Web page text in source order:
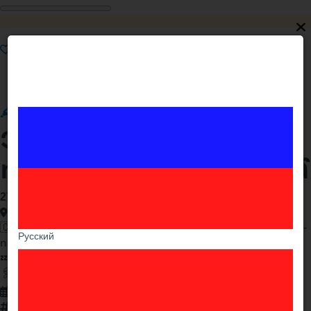
Русский
Ընդգծել Ամրացնել Շտապ Premium VIP
Չինարեն լեզվի
դասընթաց Երևանում
27 000֏
🇨🇳Սովորիր Չինարեն 𝗔𝗥𝗧 𝗛𝗢𝗨𝗦𝗘 𝗹𝗮𝗻𝗴𝘂𝗮𝗴𝗲 𝗰𝗲𝗻𝘁𝗲𝗿-
ում անհատական և խմբային տարբերակով։
💤Տրամադրում ենք անհրաժեշտ բոլոր նյութերը 📑
🖇️Դուք ունեք ԱՆՎՃԱՐ մեկ դասի հնարավորություն: